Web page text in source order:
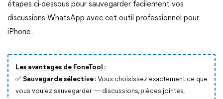
étapes ci-dessous pour sauvegarder facilement vos
discussions WhatsApp avec cet outil professionnel pour
iPhone.
Les avantages de FoneTool :
✅ Sauvegarde sélective : Vous choisissez exactement ce que
vous voulez sauvegarder — discussions, pièces jointes,